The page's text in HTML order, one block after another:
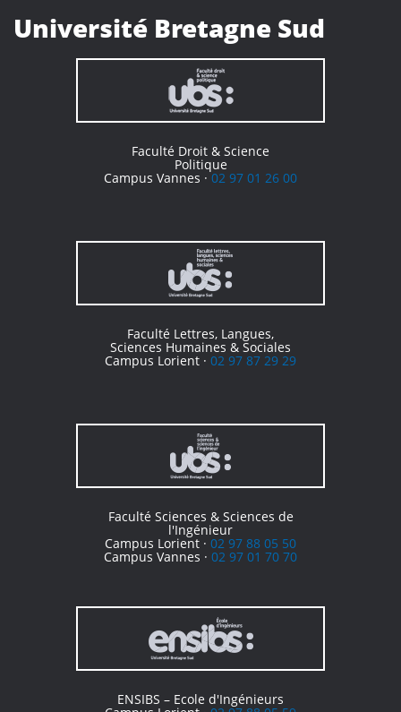
Université Bretagne Sud
Faculté Droit & Science
Politique
Campus Vannes ·02 97 01 26 00
Faculté Lettres, Langues,
Sciences Humaines & Sociales
Campus Lorient · 02 97 87 29 29
Faculté Sciences & Sciences de
l'Ingénieur
Campus Lorient · 02 97 88 05 50
Campus Vannes · 02 97 01 70 70
ENSIBS – Ecole d'Ingénieurs